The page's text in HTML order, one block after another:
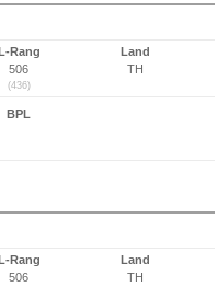
L-Rang
506
(436)
Land
TH
BPL
L-Rang
506
Land
TH